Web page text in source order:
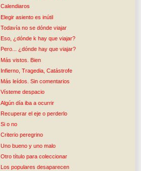
Calendiaros
Elegir asiento es inútil
Todavía no se dónde viajar
Eso, ¿dónde k hay que viajar?
Pero... ¿dónde hay que viajar?
Más vistos. Bien
Infierno, Tragedia, Catástrofe
Más leídos. Sin comentarios
Vísteme despacio
Algún día iba a ocurrir
Recuperar el eje o perderlo
Si o no
Criterio peregrino
Uno bueno y uno malo
Otro título para coleccionar
Los populares desaparecen